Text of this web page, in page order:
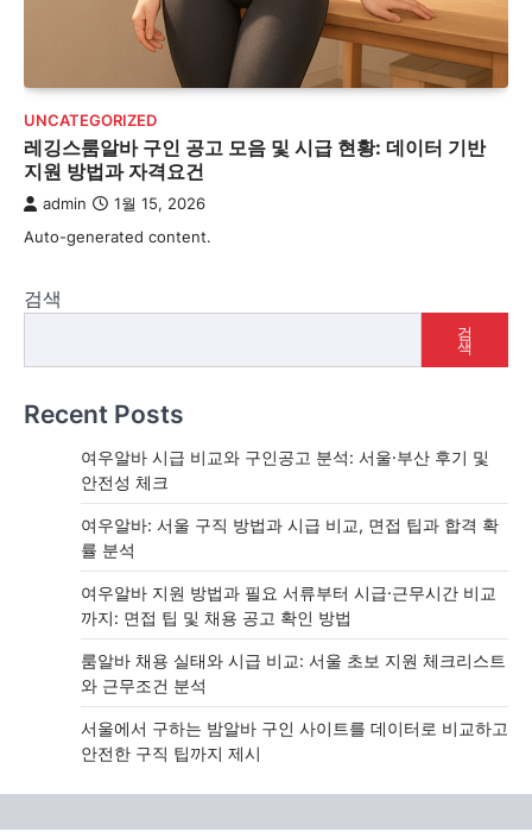
UNCATEGORIZED
레깅스룸알바 구인 공고 모음 및 시급 현황: 데이터 기반
지원 방법과 자격요건
admin 1월 15, 2026
Auto-generated content.
검색
검
색
Recent Posts
여우알바 시급 비교와 구인공고 분석: 서울·부산 후기 및
안전성 체크
여우알바: 서울 구직 방법과 시급 비교, 면접 팁과 합격 확
률 분석
여우알바 지원 방법과 필요 서류부터 시급·근무시간 비교
까지: 면접 팁 및 채용 공고 확인 방법
룸알바 채용 실태와 시급 비교: 서울 초보 지원 체크리스트
와 근무조건 분석
서울에서 구하는 밤알바 구인 사이트를 데이터로 비교하고
안전한 구직 팁까지 제시